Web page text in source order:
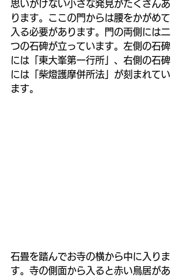
思いがけない小さな発見がたくさんあ
ります。ここの門からは腰をかがめて
入る必要があります。門の両側には二
つの石碑が立っています。左側の石碑
には「東大峯第一行所」、右側の石碑
には「柴燈護摩併所法」が刻まれてい
ます。
石畳を踏んでお寺の横から中に入りま
す。寺の側面から入ると赤い鳥居があ